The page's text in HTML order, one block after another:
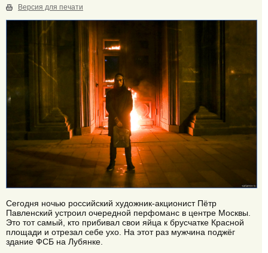
Версия для печати
Сегодня ночью российский художник-акционист Пётр
Павленский устроил очередной перфоманс в центре Москвы.
Это тот самый, кто прибивал свои яйца к брусчатке Красной
площади и отрезал себе ухо. На этот раз мужчина поджёг
здание ФСБ на Лубянке.